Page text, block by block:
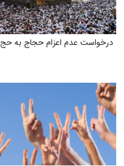
درخواست عدم اعزام حجاج به حج